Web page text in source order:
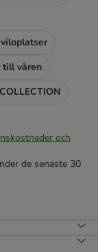
till våren
och
de senaste 30